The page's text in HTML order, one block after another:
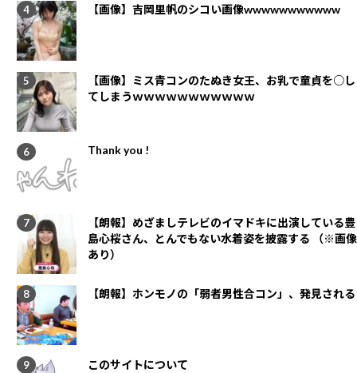
【画像】吉岡里帆のシコい画像wwwwwwwwwww
【画像】ミス青コンのたぬき女王、お乳で童貞を○し
てしまうｗｗｗｗｗｗｗｗｗｗｗ
Thank you !
【朗報】めざましテレビのイマドキに出演している豊
島心桜さん、とんでもない水着姿を披露する （※画像
あり）
【朗報】ホンモノの「弱者男性合コン」、発見される
このサイトについて